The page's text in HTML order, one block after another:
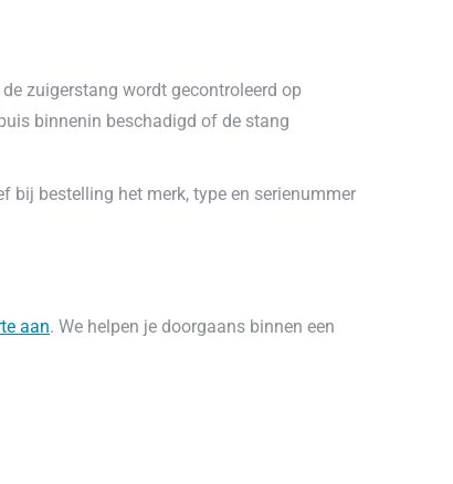
zuigerstang wordt gecontroleerd op
binnenin beschadigd of de stang
bij bestelling het merk, type en serienummer
aan. We helpen je doorgaans binnen een